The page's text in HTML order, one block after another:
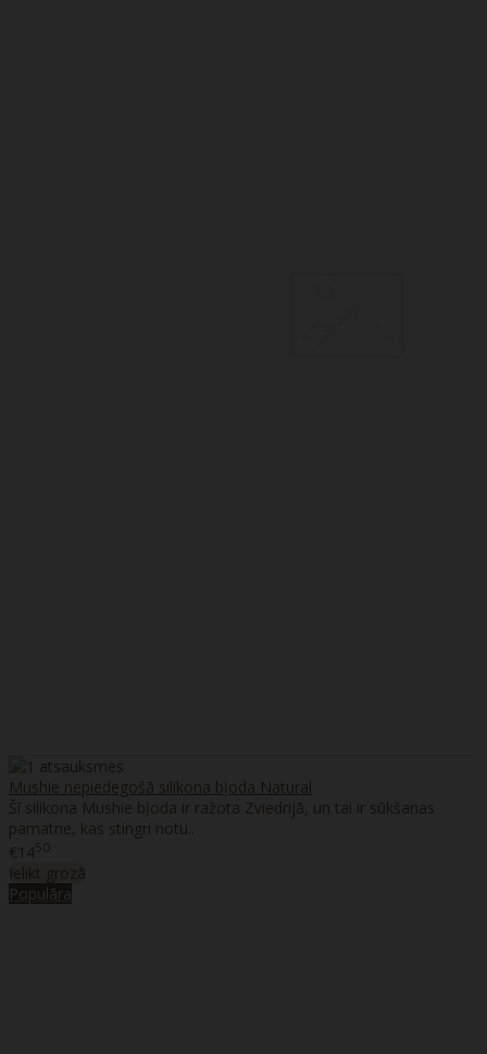
Mushie nepiedegošā silikona bļoda Natural
Šī silikona Mushie bļoda ir ražota Zviedrijā, un tai ir sūkšanas
pamatne, kas stingri notu..
€1450
Ielikt grozā
Populāra